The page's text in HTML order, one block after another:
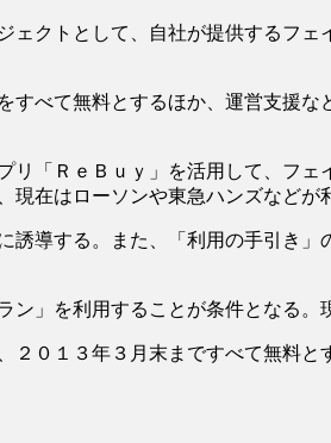
クトとして、自社が提供するフ
べて無料とするほか、運営支援な
「ＲｅＢｕｙ」を活用して、フェ
在はローソンや東急ハンズなどが
導する。また、「利用の手引き
」を利用することが条件となる。
０１３年３月末まですべて無料